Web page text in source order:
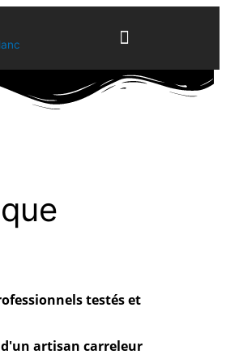
testés et
artisan carreleur